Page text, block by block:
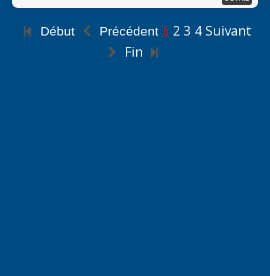
Début Précédent 1 2 3 4 Suivant
Fin